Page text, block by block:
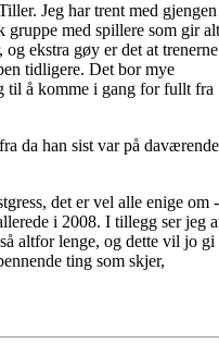
Jeg har trent med
gruppe med spillere som gir
ekstra gøy er det at trenerne
tidligere. Det bor mye
til å komme i gang for fullt fra
da han sist var på daværende
det er vel alle enige om -
i 2008. I tillegg ser jeg
altfor lenge, og dette vil jo gi
ting som skjer,